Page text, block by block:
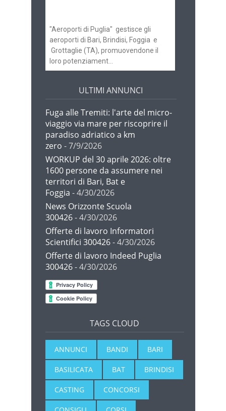
"Aeroporti di Puglia" gestisce gli
aeroporti di Bari, Brindisi, Foggia e
Grottaglie (TA), promuovendone il
loro potenziament...
ULTIMI ANNUNCI
Fuga alle Tremiti: l'arte del micro-
viaggio via mare per riscoprire il
paradiso adriatico a km
zero - 7/9/2026
WORKUP del 30 aprile 2026: oltre
1600 persone da assumere nei
territori di Bari, Bat e
Foggia - 4/30/2026
News Orizzonte Scuola
300426- 4/30/2026
Offerte di lavoro Informatori
Scientifici 300426- 4/30/2026
Offerte di lavoro Indeed Puglia
300426- 4/30/2026
TAGS CLOUD
ANNUNCI BANDI BARI
BASILICATA BAT BRINDISI
CASTING CONCORSI